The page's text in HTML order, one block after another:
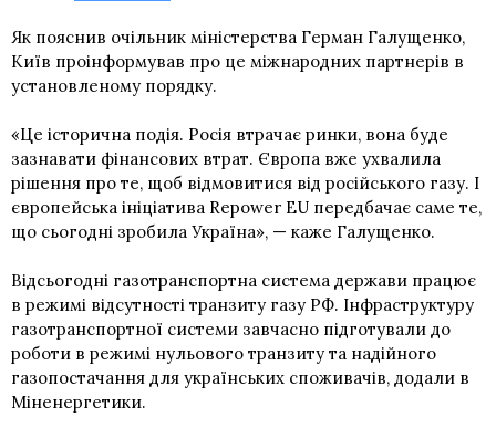
Як пояснив очільник міністерства Герман Галущенко,
Київ проінформував про це міжнародних партнерів в
установленому порядку.
«Це історична подія. Росія втрачає ринки, вона буде
зазнавати фінансових втрат. Європа вже ухвалила
рішення про те, щоб відмовитися від російського газу. І
європейська ініціатива Repower EU передбачає саме те,
що сьогодні зробила Україна», — каже Галущенко.
Відсьогодні газотранспортна система держави працює
в режимі відсутності транзиту газу РФ. Інфраструктуру
газотранспортної системи завчасно підготували до
роботи в режимі нульового транзиту та надійного
газопостачання для українських споживачів, додали в
Міненергетики.